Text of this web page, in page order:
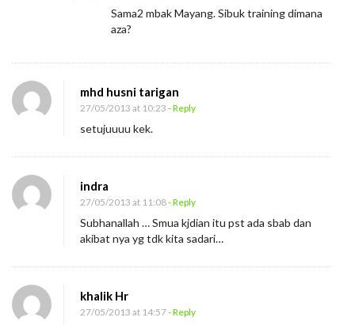
Sama2 mbak Mayang. Sibuk training dimana
aza?
mhd husni tarigan
27/05/2013 at 10:23 - Reply
setujuuuu kek.
indra
27/05/2013 at 11:08- Reply
Subhanallah … Smua kjdian itu pst ada sbab dan
akibat nya yg tdk kita sadari…
khalik Hr
27/05/2013 at 14:57- Reply